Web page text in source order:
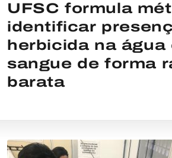
UFSC formula
identificar
herbicida na água
sangue de forma
barata